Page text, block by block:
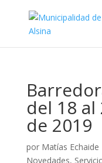
del 18
de 2019
por Matías Echaide
Novedades,